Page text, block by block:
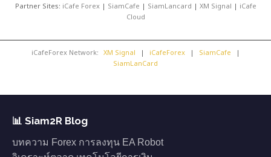
Partner Sites: iCafe Forex| SiamCafe | SiamLancard | XM Signal | iCafe
Cloud
iCafeForex Network: XM Signal | iCafeForex | SiamCafe
|
SiamLanCard
📊 Siam2R Blog
บทความ Forex การลงทุน EA Robot